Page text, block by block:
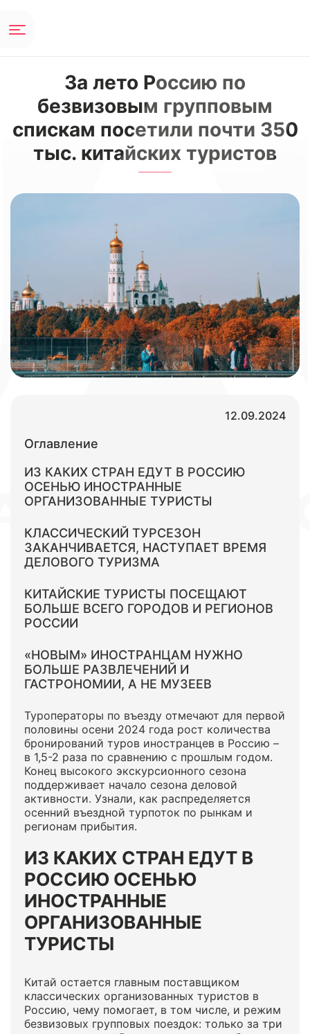
За лето Россию по
безвизовым групповым
спискам посетили почти 350
тыс. китайских туристов
Оглавление
ИЗ КАКИХ СТРАН ЕДУТ В РОССИЮ
ОСЕНЬЮ ИНОСТРАННЫЕ
ОРГАНИЗОВАННЫЕ ТУРИСТЫ
КЛАССИЧЕСКИЙ ТУРСЕЗОН
ЗАКАНЧИВАЕТСЯ, НАСТУПАЕТ ВРЕМЯ
ДЕЛОВОГО ТУРИЗМА
КИТАЙСКИЕ ТУРИСТЫ ПОСЕЩАЮТ
БОЛЬШЕ ВСЕГО ГОРОДОВ И РЕГИОНОВ
РОССИИ
«НОВЫМ» ИНОСТРАНЦАМ НУЖНО
БОЛЬШЕ РАЗВЛЕЧЕНИЙ И
ГАСТРОНОМИИ, А НЕ МУЗЕЕВ
12.09.2024
Туроператоры по въезду отмечают для первой
половины осени 2024 года рост количества
бронирований туров иностранцев в Россию –
в 1,5-2 раза по сравнению с прошлым годом.
Конец высокого экскурсионного сезона
поддерживает начало сезона деловой
активности. Узнали, как распределяется
осенний въездной турпоток по рынкам и
регионам прибытия.
ИЗ КАКИХ СТРАН ЕДУТ В
РОССИЮ ОСЕНЬЮ
ИНОСТРАННЫЕ
ОРГАНИЗОВАННЫЕ
ТУРИСТЫ
Китай остается главным поставщиком
классических организованных туристов в
Россию, чему помогает, в том числе, и режим
безвизовых групповых поездок: только за три